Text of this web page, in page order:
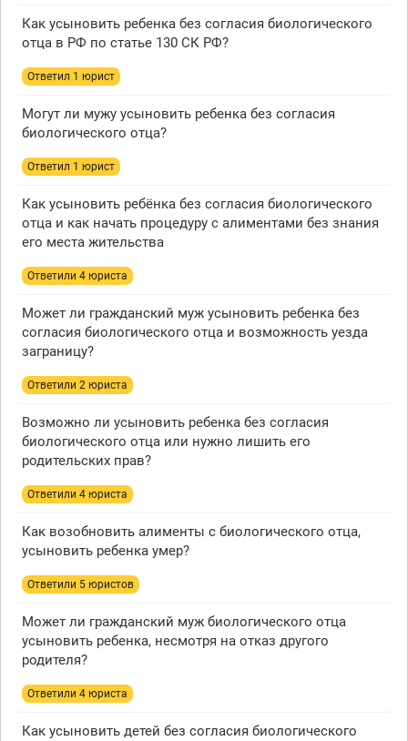
Как усыновить ребенка без согласия биологического
отца в РФ по статье 130 СК РФ?
Ответил 1 юрист
Могут ли мужу усыновить ребенка без согласия
биологического отца?
Ответил 1 юрист
Как усыновить ребёнка без согласия биологического
отца и как начать процедуру с алиментами без знания
его места жительства
Ответили 4 юристa
Может ли гражданский муж усыновить ребенка без
согласия биологического отца и возможность уезда
заграницу?
Ответили 2 юристa
Возможно ли усыновить ребенка без согласия
биологического отца или нужно лишить его
родительских прав?
Ответили 4 юристa
Как возобновить алименты с биологического отца,
усыновить ребенка умер?
Ответили 5 юристов
Может ли гражданский муж биологического отца
усыновить ребенка, несмотря на отказ другого
родителя?
Ответили 4 юристa
Как усыновить детей без согласия биологического